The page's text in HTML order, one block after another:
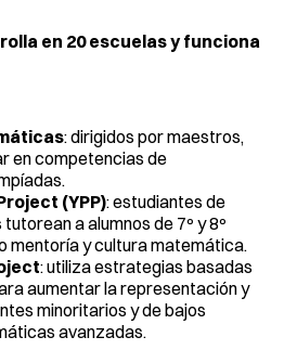
en 20 escuelas y funciona
: dirigidos por maestros,
en competencias de
(YPP): estudiantes de
a alumnos de 7º y 8º
mentoría y cultura matemática.
: utiliza estrategias basadas
aumentar la representación y
minoritarios y de bajos
avanzadas.